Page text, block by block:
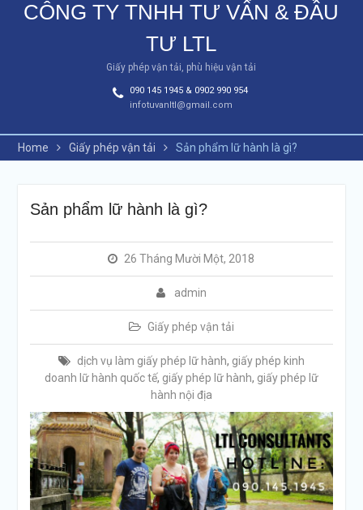
CÔNG TY TNHH TƯ VẤN & ĐẦU
TƯ LTL
Giấy phép vận tải, phù hiệu vận tải
090 145 1945 & 0902 990 954
infotuvanltl@gmail.com
Home Giấy phép vận tải Sản phẩm lữ hành là gì?
Sản phẩm lữ hành là gì?
26 Tháng Mười Một, 2018
admin
Giấy phép vận tải
dịch vụ làm giấy phép lữ hành, giấy phép kinh
doanh lữ hành quốc tế, giấy phép lữ hành, giấy phép lữ
hành nội địa